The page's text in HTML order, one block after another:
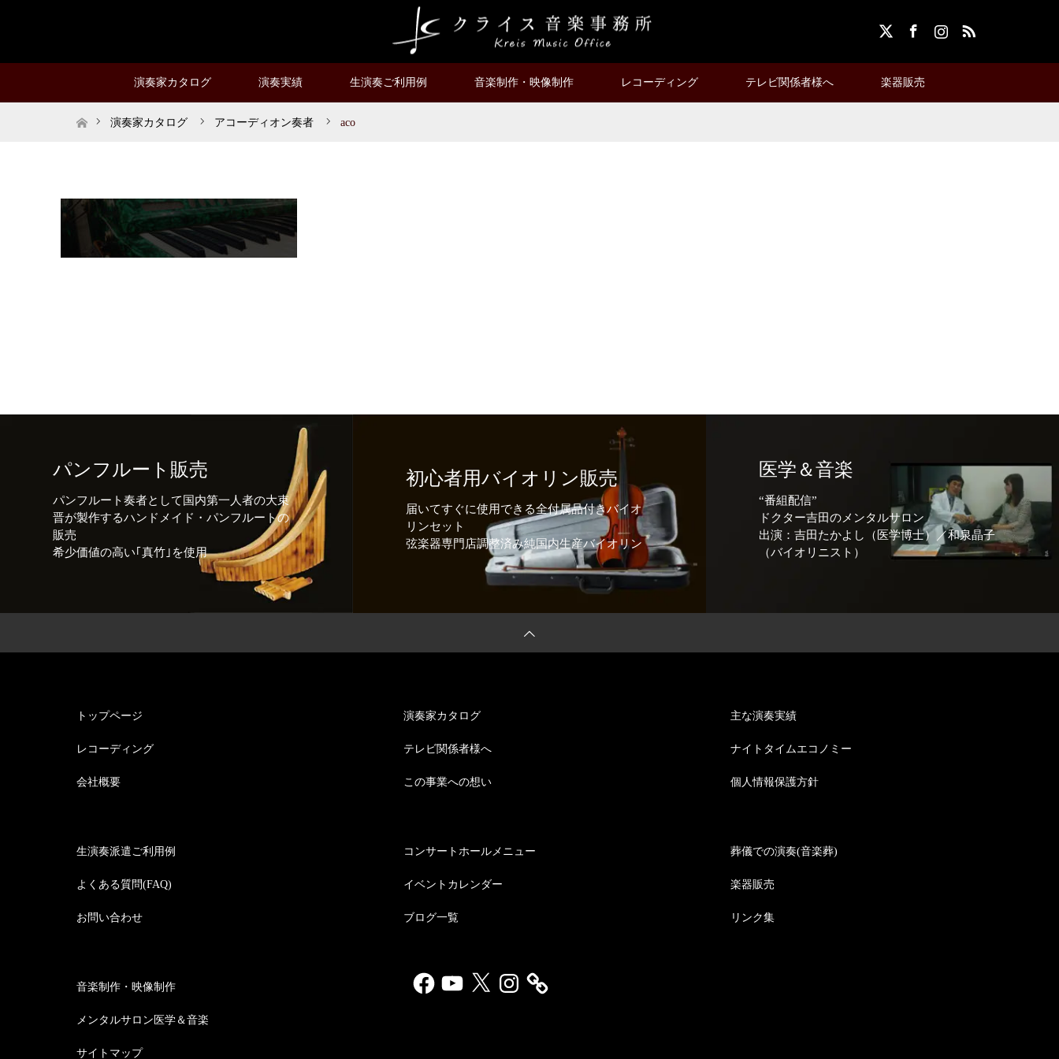
演奏家カタログ 演奏実績 生演奏ご利用例 音楽制作・映像制作 レコーディング テレビ関係者様へ 楽器販売
ホーム演奏家カタログ アコーディオン奏者 aco
パンフルート販売
パンフルート奏者として国内第一人者の大束
晋が製作するハンドメイド・パンフルートの
販売
希少価値の高い｢真竹｣を使用
初心者用バイオリン販売
届いてすぐに使用できる全付属品付きバイオ
リンセット
弦楽器専門店調整済み純国内生産バイオリン
医学＆音楽
“番組配信”
ドクター吉田のメンタルサロン
出演：吉田たかよし（医学博士）／和泉晶子
（バイオリニスト）
トップページ
レコーディング
会社概要
演奏家カタログ
テレビ関係者様へ
この事業への想い
主な演奏実績
ナイトタイムエコノミー
個人情報保護方針
生演奏派遣ご利用例
よくある質問(FAQ)
お問い合わせ
コンサートホールメニュー
イベントカレンダー
ブログ一覧
葬儀での演奏(音楽葬)
楽器販売
リンク集
音楽制作・映像制作
メンタルサロン医学＆音楽
サイトマップ
FacebookYouTube
X Instagram